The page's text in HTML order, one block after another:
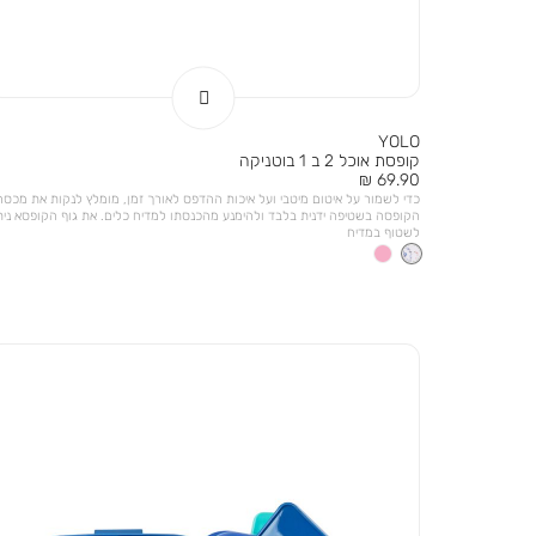
YOLO
קופסת אוכל 2 ב 1 בוטניקה
מחיר
מוצר
69.90 ₪
כדי לשמור על איטום מיטבי ועל איכות ההדפס לאורך זמן, מומלץ לנקות את
הקופסה בשטיפה ידנית בלבד ולהימנע מהכנסתו למדיח כלים. את גוף הקופסא
לשטוף במדיח